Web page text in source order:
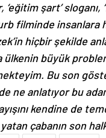
‘eğitim şart’
filminde
hiçbir şekilde
ülkenin büyük
Bu son
ne anlatıyor bu
kendine de
çabanın son